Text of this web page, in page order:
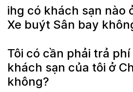
ihg có khách sạn nào
Xe buýt Sân bay
Tôi có cần phải trả phí
khách sạn của tôi ở
không?